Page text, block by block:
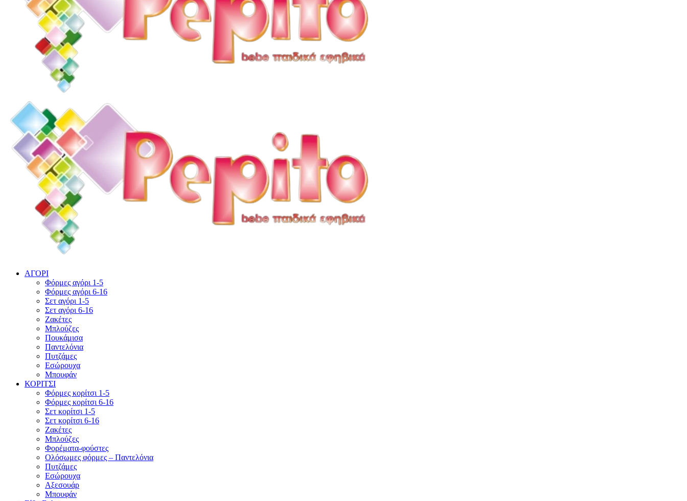
ΑΓΟΡΙ
Φόρμες αγόρι 1-5
Φόρμες αγόρι 6-16
Σετ αγόρι 1-5
Σετ αγόρι 6-16
Ζακέτες
Μπλούζες
Πουκάμισα
Παντελόνια
Πυτζάμες
Εσώρουχα
Μπουφάν
ΚΟΡΙΤΣΙ
Φόρμες κορίτσι 1-5
Φόρμες κορίτσι 6-16
Σετ κορίτσι 1-5
Σετ κορίτσι 6-16
Ζακέτες
Μπλούζες
Φορέματα-φούστες
Ολόσωμες φόρμες – Παντελόνια
Πυτζάμες
Εσώρουχα
Αξεσουάρ
Μπουφάν